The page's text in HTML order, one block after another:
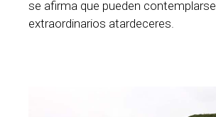
se afirma que pueden contemplarse
extraordinarios atardeceres.